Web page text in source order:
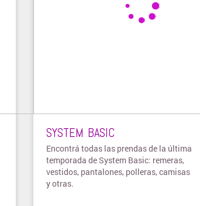
SYSTEM BASIC
Encontrá todas las prendas de la última
temporada de System Basic: remeras,
vestidos, pantalones, polleras, camisas
y otras.